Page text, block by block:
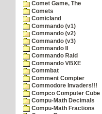
Comet Game, The
Comets
Comicland
Commando (v1)
Commando (v2)
Commando (v3)
Commando II
Commando Raid
Commando VBXE
Commbat
Comment Compter
Commodore Invaders!!!
Compco Computer Cube
Compu-Math Decimals
Compu-Math Fractions